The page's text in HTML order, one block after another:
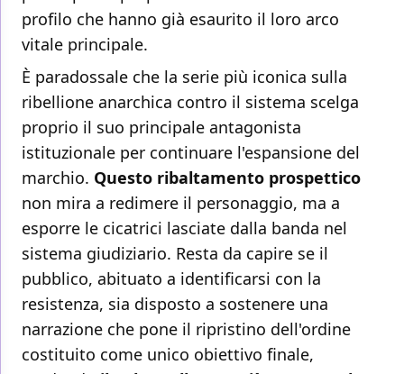
profilo che hanno già esaurito il loro arco
vitale principale.
È paradossale che la serie più iconica sulla
ribellione anarchica contro il sistema scelga
proprio il suo principale antagonista
istituzionale per continuare l'espansione del
marchio. Questo ribaltamento prospettico
non mira a redimere il personaggio, ma a
esporre le cicatrici lasciate dalla banda nel
sistema giudiziario. Resta da capire se il
pubblico, abituato a identificarsi con la
resistenza, sia disposto a sostenere una
narrazione che pone il ripristino dell'ordine
costituito come unico obiettivo finale,